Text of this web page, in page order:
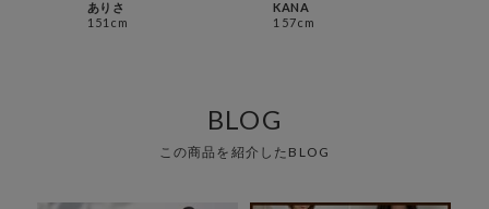
ありさ
151cm
KANA
157cm
BLOG
この商品を紹介したBLOG